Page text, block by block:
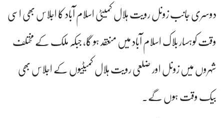
دوسری جانب زونل رویت ہلال کمیٹی اسلام آباد کا اجلاس بھی اسی
وقت کوہسار بلاک اسلام آباد میں منعقد ہو گا، جبکہ ملک کے مختلف
شہروں میں زونل اور ضلعی رویت ہلال کمیٹیوں کے اجلاس بھی
بیک وقت ہوں گے۔